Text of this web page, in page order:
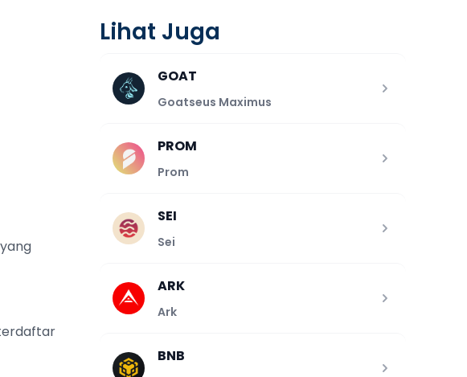
Lihat Juga
GOAT
Goatseus Maximus
PROM
Prom
SEI
Sei
ARK
Ark
BNB